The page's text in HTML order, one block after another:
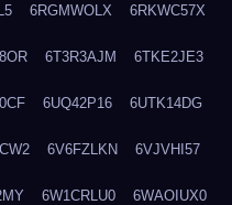
6RGMWOLX 6RKWC57X
6T3R3AJM 6TKE2JE3
6UQ42P16 6UTK14DG
6V6FZLKN 6VJVHI57
6W1CRLU0 6WAOIUX0